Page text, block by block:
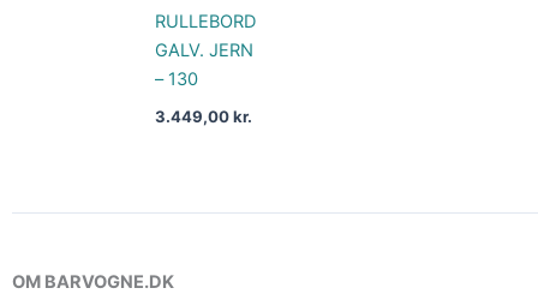
RULLEBORD
GALV. JERN
– 130
3.449,00kr.
OM BARVOGNE.DK